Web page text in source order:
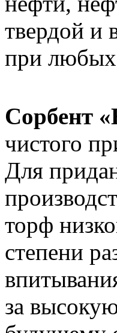
твердой и
при любых
Сорбент
чистого
Для
торф
степени
за